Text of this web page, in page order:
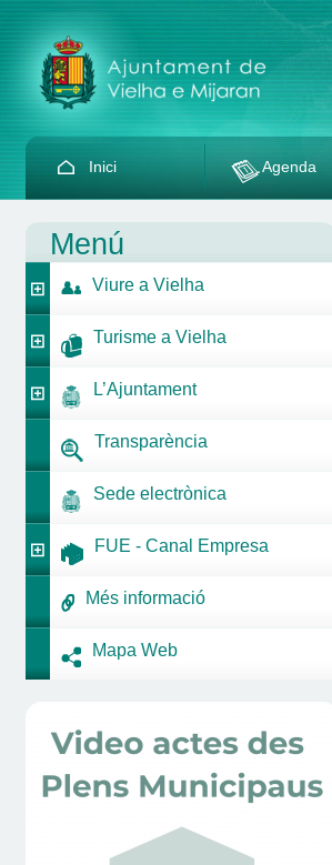
Inici Agenda
Menú
Viure a Vielha
Turisme a Vielha
L’Ajuntament
Transparència
Sede electrònica
FUE - Canal Empresa
Més informació
Mapa Web